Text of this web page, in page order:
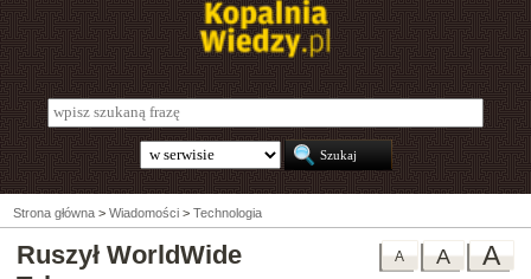
Strona główna > Wiadomości > Technologia
A
A
A
Ruszył WorldWide